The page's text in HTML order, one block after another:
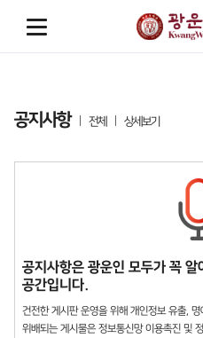
공지사항 전체 상세보기
공지사항은 광운인 모두가 꼭
공간입니다.
건전한 게시판 운영을 위해 개인정보 유출,
위배되는 게시물은 정보통신망 이용촉진 및